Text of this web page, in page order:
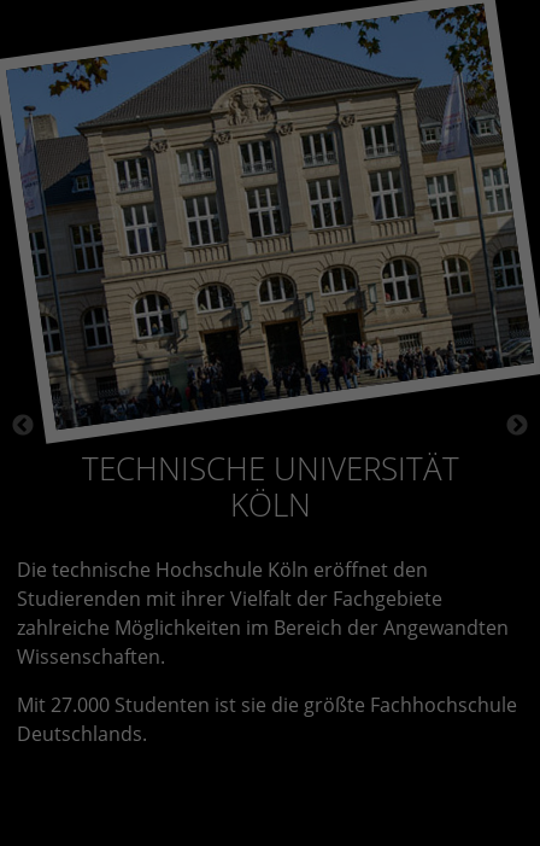
TECHNISCHE UNIVERSITÄT
KÖLN
Die technische Hochschule Köln eröffnet den
Studierenden mit ihrer Vielfalt der Fachgebiete
zahlreiche Möglichkeiten im Bereich der Angewandten
Wissenschaften.
Mit 27.000 Studenten ist sie die größte Fachhochschule
Deutschlands.